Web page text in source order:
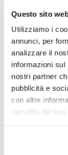
Questo sito
Utilizziamo i
annunci, per
analizzare il
informazioni
nostri partner
pubblicità e
con altre
raccolto dal
Servizi
Ospitalità